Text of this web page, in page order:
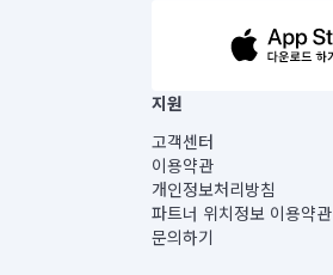
지원
고객센터
이용약관
개인정보처리방침
파트너 위치정보 이용약관
문의하기